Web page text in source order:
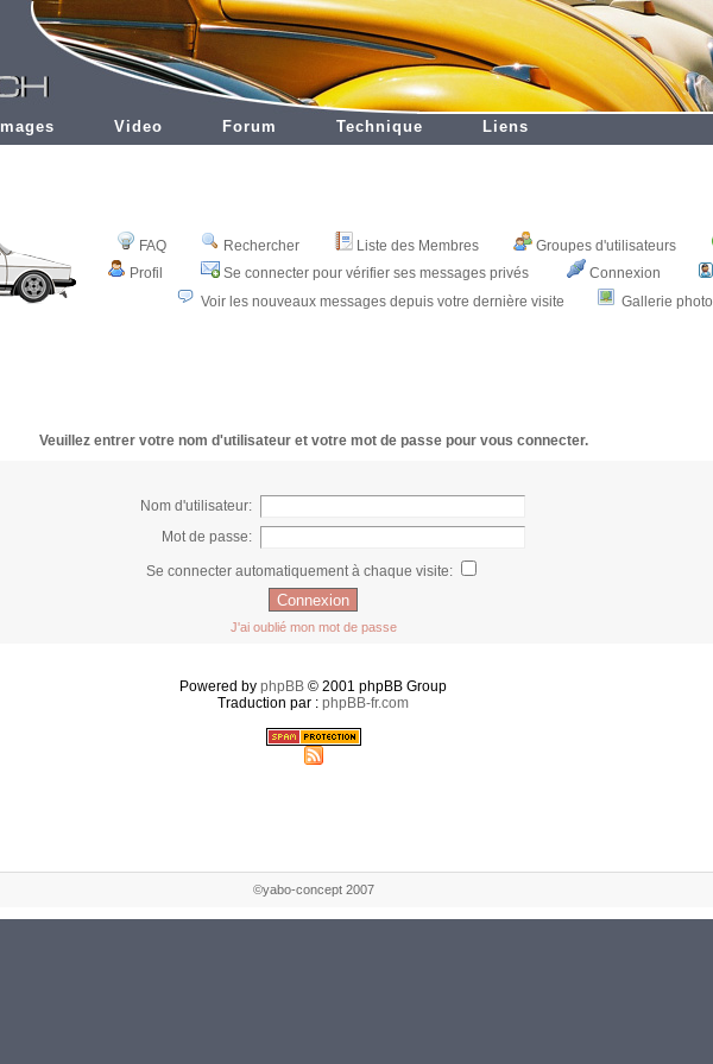
Images Video Forum Technique Liens
FAQ Rechercher Liste des Membres Groupes d'utilisateurs
Profil
Se connecter pour vérifier ses messages privés Connexion
Voir les nouveaux messages depuis votre dernière visite
Gallerie photo
Veuillez entrer votre nom d'utilisateur et votre mot de passe pour vous connecter.
Nom d'utilisateur:
Mot de passe:
Se connecter automatiquement à chaque visite:
J'ai oublié mon mot de passe
Powered by phpBB © 2001 phpBB Group
Traduction par : phpBB-fr.com
©yabo-concept 2007